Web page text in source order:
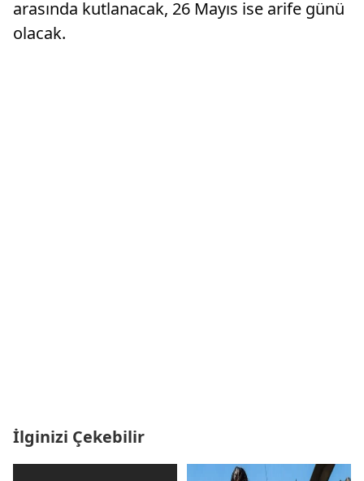
arasında kutlanacak, 26 Mayıs ise arife günü
olacak.
İlginizi Çekebilir